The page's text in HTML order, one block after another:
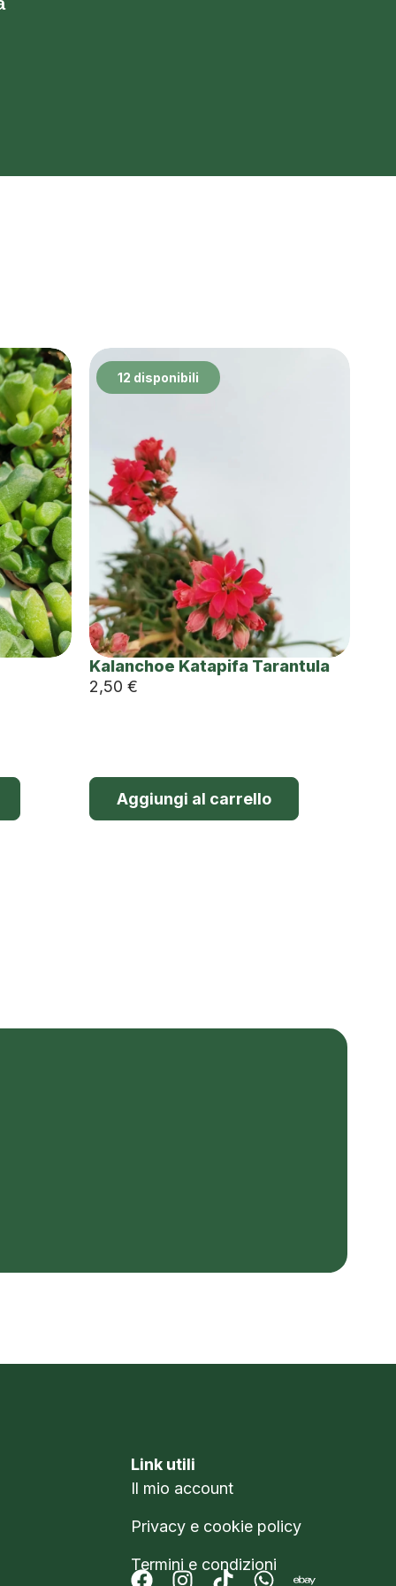
12 disponibili
Kalanchoe Katapifa Tarantula
2,50 €
Aggiungi al carrello
Link utili
Il mio account
Privacy e cookie policy
Termini e condizioni